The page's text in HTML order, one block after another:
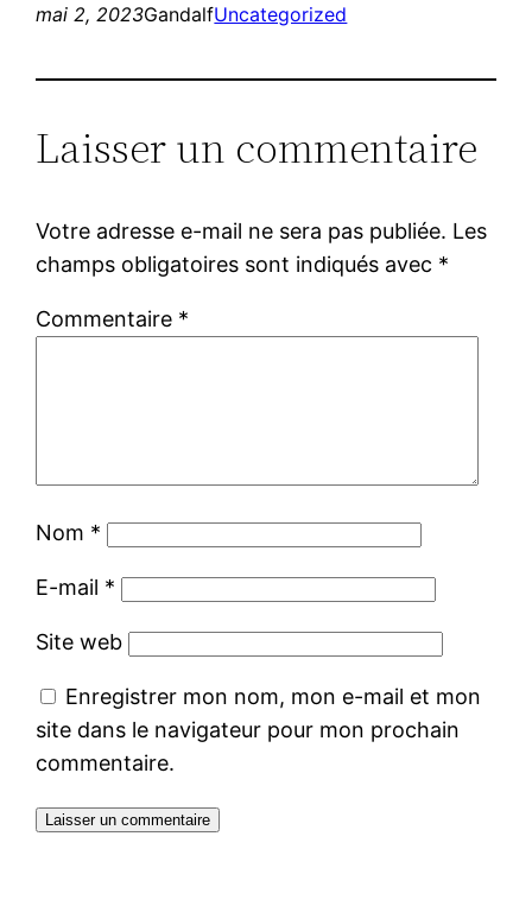
mai 2, 2023GandalfUncategorized
Laisser un commentaire
Votre adresse e-mail ne sera pas publiée. Les
champs obligatoires sont indiqués avec *
Commentaire *
Nom *
E-mail *
Site web
Enregistrer mon nom, mon e-mail et mon
site dans le navigateur pour mon prochain
commentaire.